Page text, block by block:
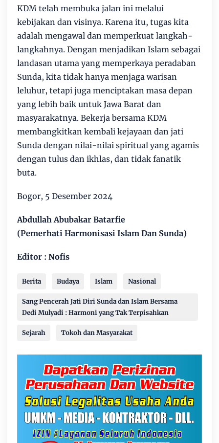
KDM telah membuka jalan ini melalui
kebijakan dan visinya. Karena itu, tugas kita
adalah mengawal dan memperkuat langkah-
langkahnya. Dengan menjadikan Islam sebagai
landasan utama yang memperkaya peradaban
Sunda, kita tidak hanya menjaga warisan
leluhur, tetapi juga menciptakan masa depan
yang lebih baik untuk Jawa Barat dan
masyarakatnya. Bekerja bersama KDM
membangkitkan kembali kejayaan dan jati
Sunda dengan nilai-nilai spiritual yang agamis
dengan tulus dan ikhlas, dan tidak fanatik
buta.
Bogor, 5 Desember 2024
Abdullah Abubakar Batarfie
(Pemerhati Harmonisasi Islam Dan Sunda)
Editor : Nofis
Berita Budaya Islam Nasional
Sang Pencerah Jati Diri Sunda dan Islam Bersama
Dedi Mulyadi : Harmoni yang Tak Terpisahkan
Sejarah Tokoh dan Masyarakat